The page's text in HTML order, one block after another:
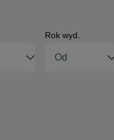
Rok wyd.